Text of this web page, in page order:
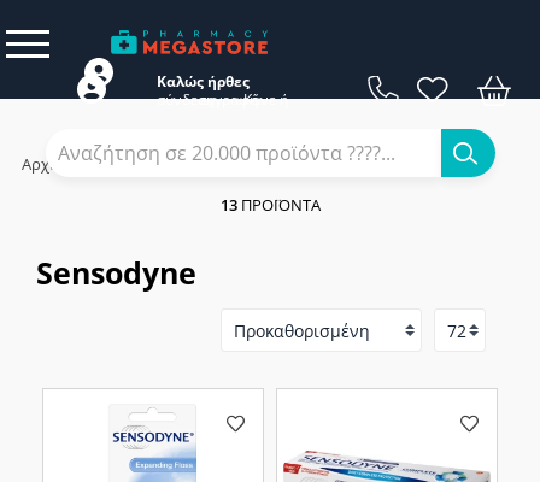
Καλώς ήρθες
Κάνε
σύνδεση ή
εγγραφή
Αρχική / Εταιρίες
Sensodyne
13ΠΡΟΪΌΝΤΑ
Sensodyne